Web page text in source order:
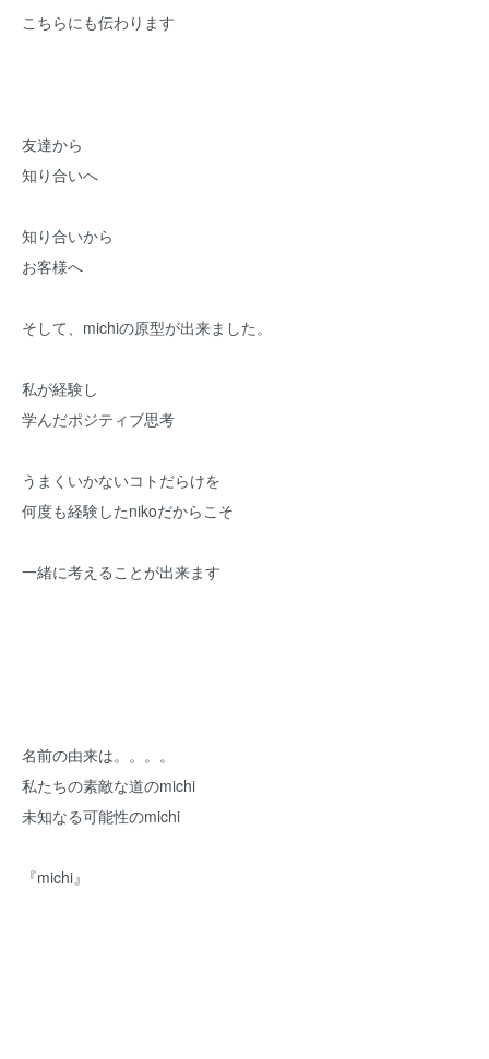
こちらにも伝わります
友達から
知り合いへ
知り合いから
お客様へ
そして、michiの原型が出来ました。
私が経験し
学んだポジティブ思考
うまくいかないコトだらけを
何度も経験したnikoだからこそ
一緒に考えることが出来ます
名前の由来は。。。。
私たちの素敵な道のmichi
未知なる可能性のmichi
『michi』